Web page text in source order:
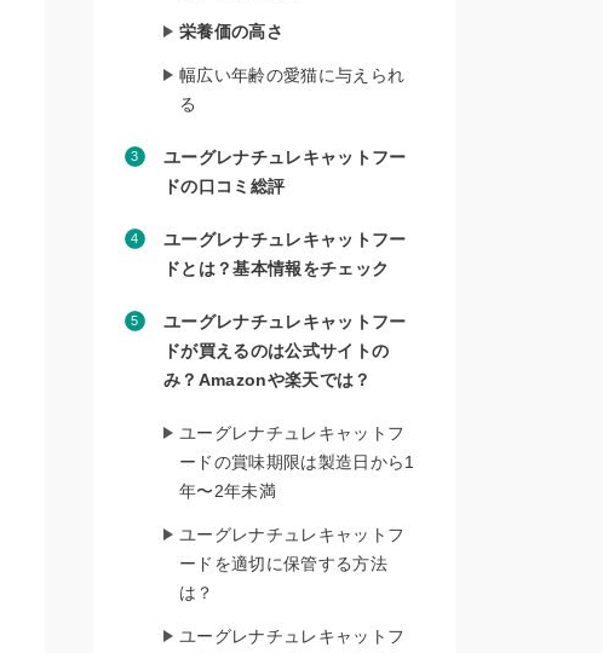
栄養価の高さ
幅広い年齢の愛猫に与えられ
る
ユーグレナチュレキャットフー
ドの口コミ総評
ユーグレナチュレキャットフー
ドとは？基本情報をチェック
ユーグレナチュレキャットフー
ドが買えるのは公式サイトの
み？Amazonや楽天では？
ユーグレナチュレキャットフ
ードの賞味期限は製造日から1
年〜2年未満
ユーグレナチュレキャットフ
ードを適切に保管する方法
は？
ユーグレナチュレキャットフ